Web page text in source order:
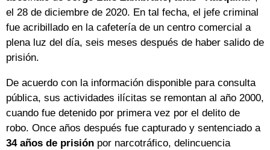
el 28 de diciembre de 2020. En tal fecha, el jefe criminal
fue acribillado en la cafetería de un centro comercial a
plena luz del día, seis meses después de haber salido de
prisión.
De acuerdo con la información disponible para consulta
pública, sus actividades ilícitas se remontan al año 2000,
cuando fue detenido por primera vez por el delito de
robo. Once años después fue capturado y sentenciado a
34 años de prisión por narcotráfico, delincuencia